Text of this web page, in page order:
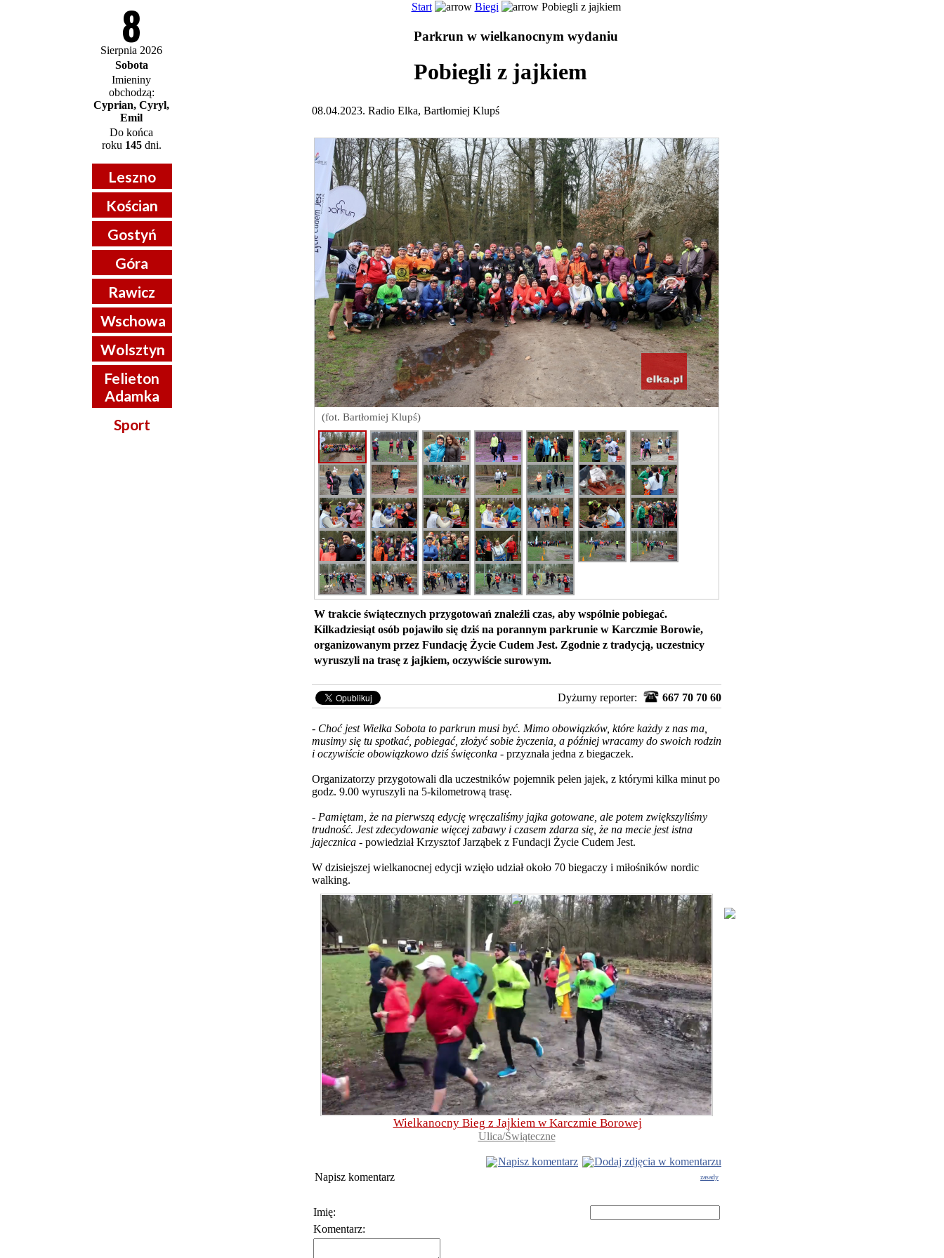
8
Sierpnia 2026
Sobota
Imieniny
obchodzą:
Cyprian, Cyryl,
Emil
Do końca
roku 145dni.
Leszno
Kościan
Gostyń
Góra
Rawicz
Wschowa
Wolsztyn
Felieton
Adamka
Sport
Start Biegi Pobiegli z jajkiem
Parkrun w wielkanocnym wydaniu
Pobiegli z jajkiem
08.04.2023. Radio Elka, Bartłomiej Klupś
(fot. Bartłomiej Klupś)
W trakcie świątecznych przygotowań znaleźli czas, aby wspólnie pobiegać.
Kilkadziesiąt osób pojawiło się dziś na porannym parkrunie w Karczmie Borowie,
organizowanym przez Fundację Życie Cudem Jest. Zgodnie z tradycją, uczestnicy
wyruszyli na trasę z jajkiem, oczywiście surowym.
Dyżurny reporter: 667 70 70 60
- Choć jest Wielka Sobota to parkrun musi być. Mimo obowiązków, które każdy z nas ma,
musimy się tu spotkać, pobiegać, złożyć sobie życzenia, a później wracamy do swoich rodzin
i oczywiście obowiązkowo dziś święconka - przyznała jedna z biegaczek.
Organizatorzy przygotowali dla uczestników pojemnik pełen jajek, z którymi kilka minut po
godz. 9.00 wyruszyli na 5-kilometrową trasę.
- Pamiętam, że na pierwszą edycję wręczaliśmy jajka gotowane, ale potem zwiększyliśmy
trudność. Jest zdecydowanie więcej zabawy i czasem zdarza się, że na mecie jest istna
jajecznica - powiedział Krzysztof Jarząbek z Fundacji Życie Cudem Jest.
W dzisiejszej wielkanocnej edycji wzięło udział około 70 biegaczy i miłośników nordic
walking.
Wielkanocny Bieg z Jajkiem w Karczmie Borowej
Ulica/Świąteczne
Napisz komentarz
Dodaj zdjęcia w komentarzu
Napisz komentarz
zasady
Imię:
Komentarz: